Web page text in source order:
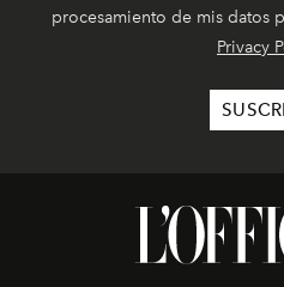
procesamiento de mis datos
Privacy